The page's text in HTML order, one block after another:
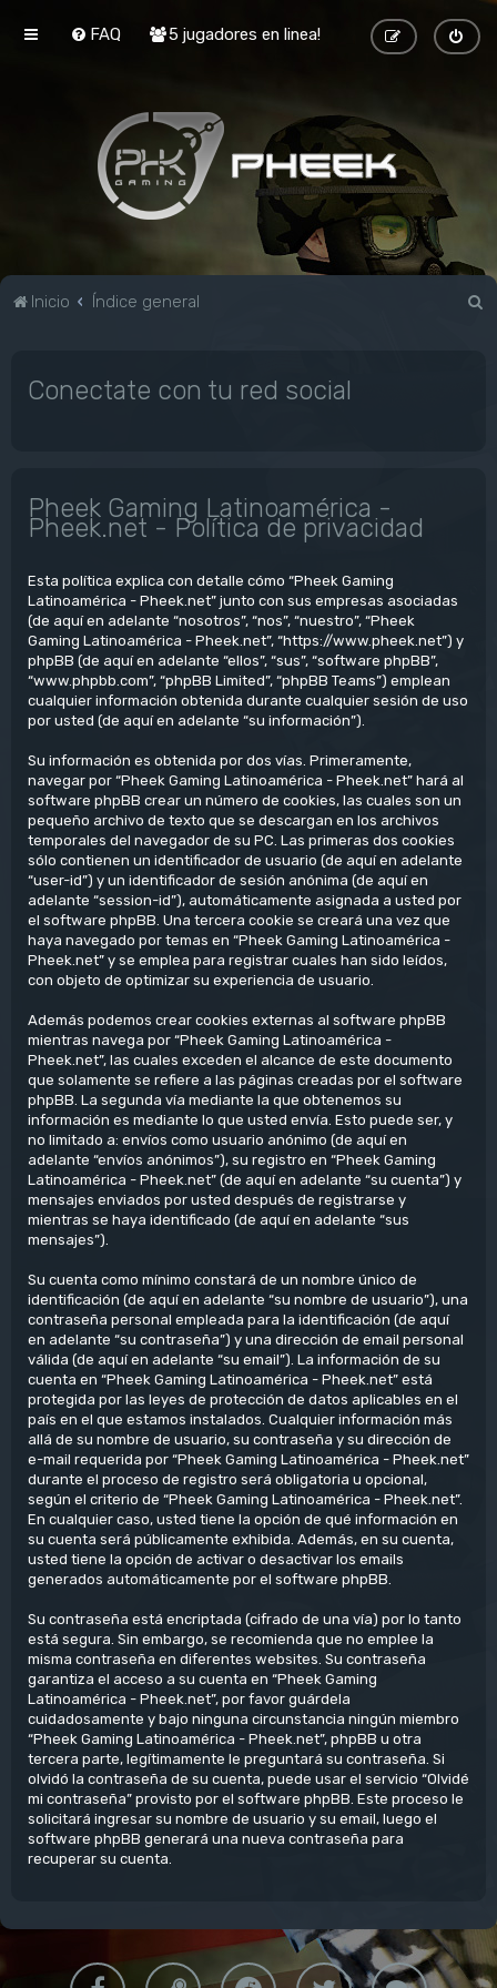
FAQ 5 jugadores en linea!
Inicio Índice general
Conectate con tu red social
Pheek Gaming Latinoamérica -
Pheek.net - Política de privacidad
Esta política explica con detalle cómo “Pheek Gaming
Latinoamérica - Pheek.net” junto con sus empresas asociadas
(de aquí en adelante “nosotros”, “nos”, “nuestro”, “Pheek
Gaming Latinoamérica - Pheek.net”, “https://www.pheek.net”) y
phpBB (de aquí en adelante “ellos”, “sus”, “software phpBB”,
“www.phpbb.com”, “phpBB Limited”, “phpBB Teams”) emplean
cualquier información obtenida durante cualquier sesión de uso
por usted (de aquí en adelante “su información”).
Su información es obtenida por dos vías. Primeramente,
navegar por “Pheek Gaming Latinoamérica - Pheek.net” hará al
software phpBB crear un número de cookies, las cuales son un
pequeño archivo de texto que se descargan en los archivos
temporales del navegador de su PC. Las primeras dos cookies
sólo contienen un identificador de usuario (de aquí en adelante
“user-id”) y un identificador de sesión anónima (de aquí en
adelante “session-id”), automáticamente asignada a usted por
el software phpBB. Una tercera cookie se creará una vez que
haya navegado por temas en “Pheek Gaming Latinoamérica -
Pheek.net” y se emplea para registrar cuales han sido leídos,
con objeto de optimizar su experiencia de usuario.
Además podemos crear cookies externas al software phpBB
mientras navega por “Pheek Gaming Latinoamérica -
Pheek.net”, las cuales exceden el alcance de este documento
que solamente se refiere a las páginas creadas por el software
phpBB. La segunda vía mediante la que obtenemos su
información es mediante lo que usted envía. Esto puede ser, y
no limitado a: envíos como usuario anónimo (de aquí en
adelante “envíos anónimos”), su registro en “Pheek Gaming
Latinoamérica - Pheek.net” (de aquí en adelante “su cuenta”) y
mensajes enviados por usted después de registrarse y
mientras se haya identificado (de aquí en adelante “sus
mensajes”).
Su cuenta como mínimo constará de un nombre único de
identificación (de aquí en adelante “su nombre de usuario”), una
contraseña personal empleada para la identificación (de aquí
en adelante “su contraseña”) y una dirección de email personal
válida (de aquí en adelante “su email”). La información de su
cuenta en “Pheek Gaming Latinoamérica - Pheek.net” está
protegida por las leyes de protección de datos aplicables en el
país en el que estamos instalados. Cualquier información más
allá de su nombre de usuario, su contraseña y su dirección de
e-mail requerida por “Pheek Gaming Latinoamérica - Pheek.net”
durante el proceso de registro será obligatoria u opcional,
según el criterio de “Pheek Gaming Latinoamérica - Pheek.net”.
En cualquier caso, usted tiene la opción de qué información en
su cuenta será públicamente exhibida. Además, en su cuenta,
usted tiene la opción de activar o desactivar los emails
generados automáticamente por el software phpBB.
Su contraseña está encriptada (cifrado de una vía) por lo tanto
está segura. Sin embargo, se recomienda que no emplee la
misma contraseña en diferentes websites. Su contraseña
garantiza el acceso a su cuenta en “Pheek Gaming
Latinoamérica - Pheek.net”, por favor guárdela
cuidadosamente y bajo ninguna circunstancia ningún miembro
“Pheek Gaming Latinoamérica - Pheek.net”, phpBB u otra
tercera parte, legítimamente le preguntará su contraseña. Si
olvidó la contraseña de su cuenta, puede usar el servicio “Olvidé
mi contraseña” provisto por el software phpBB. Este proceso le
solicitará ingresar su nombre de usuario y su email, luego el
software phpBB generará una nueva contraseña para
recuperar su cuenta.